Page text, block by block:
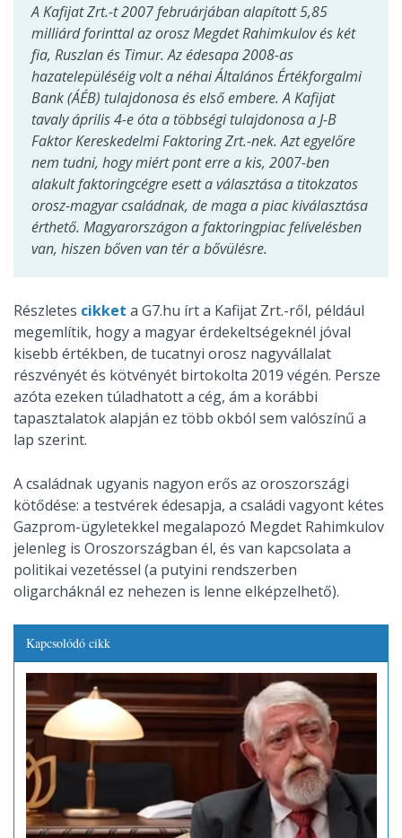
A Kafijat Zrt.-t 2007 februárjában alapított 5,85
milliárd forinttal az orosz Megdet Rahimkulov és két
fia, Ruszlan és Timur. Az édesapa 2008-as
hazatelepüléséig volt a néhai Általános Értékforgalmi
Bank (ÁÉB) tulajdonosa és első embere. A Kafijat
tavaly április 4-e óta a többségi tulajdonosa a J-B
Faktor Kereskedelmi Faktoring Zrt.-nek. Azt egyelőre
nem tudni, hogy miért pont erre a kis, 2007-ben
alakult faktoringcégre esett a választása a titokzatos
orosz-magyar családnak, de maga a piac kiválasztása
érthető. Magyarországon a faktoringpiac felívelésben
van, hiszen bőven van tér a bővülésre.
Részletes cikket a G7.hu írt a Kafijat Zrt.-ről, például
megemlítik, hogy a magyar érdekeltségeknél jóval
kisebb értékben, de tucatnyi orosz nagyvállalat
részvényét és kötvényét birtokolta 2019 végén. Persze
azóta ezeken túladhatott a cég, ám a korábbi
tapasztalatok alapján ez több okból sem valószínű a
lap szerint.
A családnak ugyanis nagyon erős az oroszországi
kötődése: a testvérek édesapja, a családi vagyont kétes
Gazprom-ügyletekkel megalapozó Megdet Rahimkulov
jelenleg is Oroszországban él, és van kapcsolata a
politikai vezetéssel (a putyini rendszerben
oligarcháknál ez nehezen is lenne elképzelhető).
Kapcsolódó cikk